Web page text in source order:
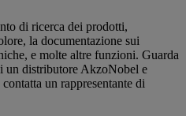
di ricerca dei prodotti,
la documentazione sui
e molte altre funzioni. Guarda
un distributore AkzoNobel e
un rappresentante di